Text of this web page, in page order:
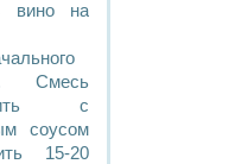
вино на
Смесь
с
соусом
15-20